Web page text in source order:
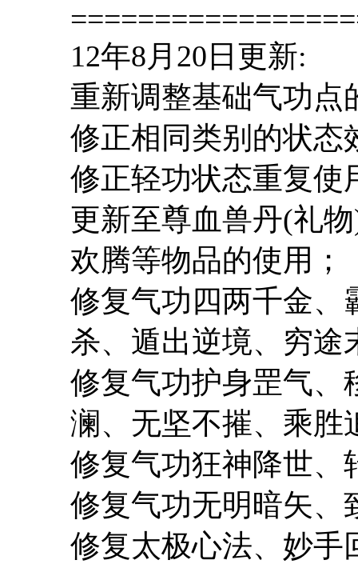
12年8月20日更新:
重新调整基础气功点
修正相同类别的状态
修正轻功状态重复使
更新至尊血兽丹(礼
欢腾等物品的使用；
修复气功四两千金、
杀、遁出逆境、穷途
修复气功护身罡气、
澜、无坚不摧、乘胜
修复气功狂神降世、
修复气功无明暗矢、
修复太极心法、妙手